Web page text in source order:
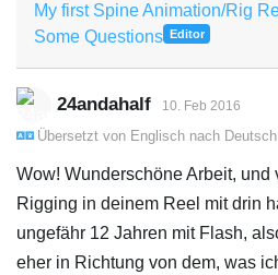
My first Spine Animation/Rig
Some Questions Editor
24andahalf 10. Feb 2016
Übersetzt von Englisch nach Deutsch
Wow! Wunderschöne Arbeit, und
Rigging in deinem Reel mit drin
ungefähr 12 Jahren mit Flash,
eher in Richtung von dem, was